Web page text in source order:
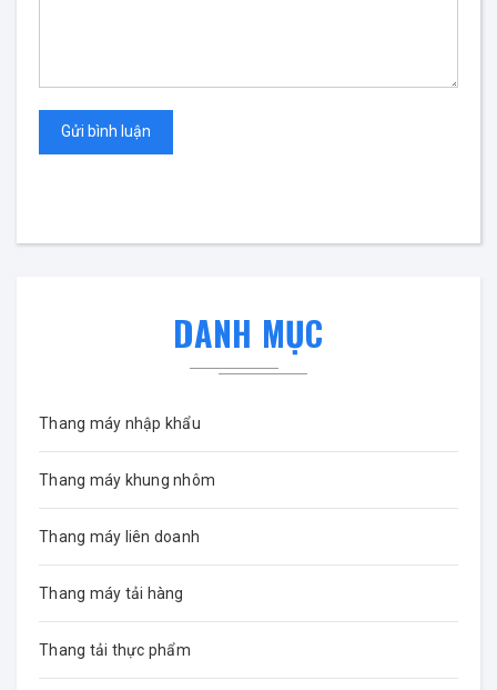
Gửi bình luận
DANH MỤC
Thang máy nhập khẩu
Thang máy khung nhôm
Thang máy liên doanh
Thang máy tải hàng
Thang tải thực phẩm